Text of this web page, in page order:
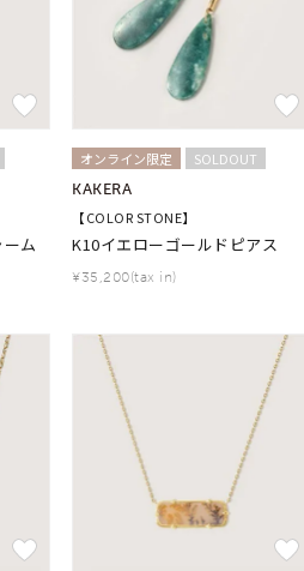
#くまのプーさん
ム
オンライン限定 SOLDOUT
KAKERA
【COLOR STONE】
K10イエローゴールドピアス
¥35,200(tax in)